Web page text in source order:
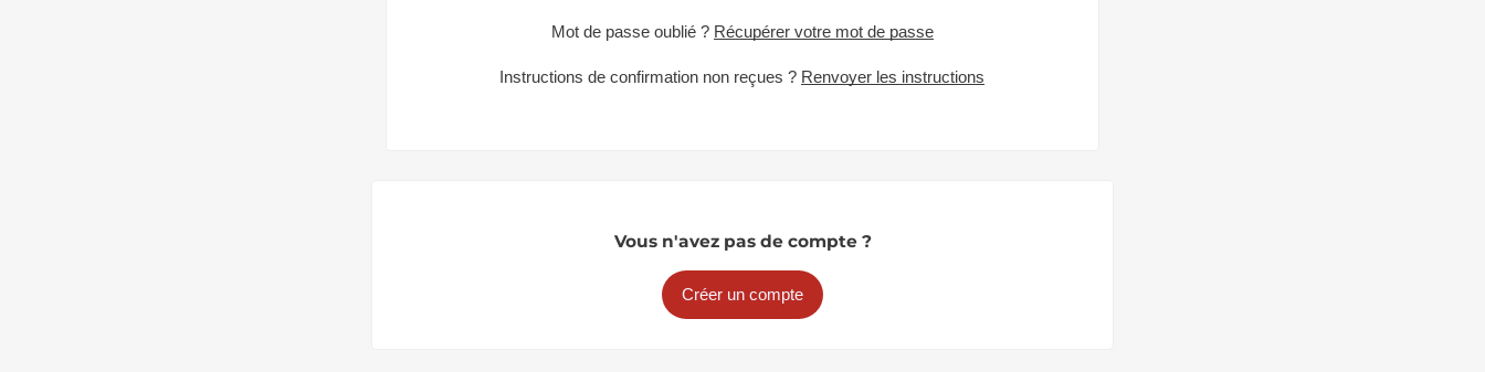
Mot de passe oublié ? Récupérer votre mot de passe
Instructions de confirmation non reçues ? Renvoyer les instructions
Vous n'avez pas de compte ?
Créer un compte